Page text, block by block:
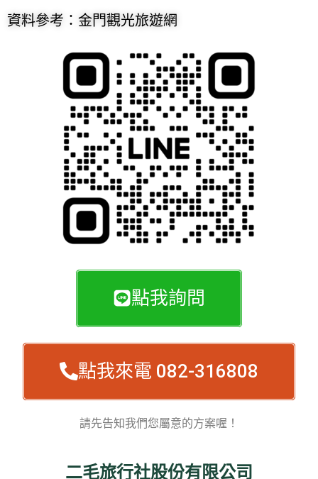
資料參考：金門觀光旅遊網
點我詢問
點我來電 082-316808
請先告知我們您屬意的方案喔！
二毛旅行社股份有限公司